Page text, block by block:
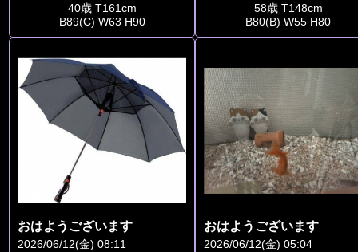
40歳 T161cm
B89(C) W63 H90
58歳 T148cm
B80(B) W55 H80
おはようございます
2026/06/12(金) 08:11
おはようございます
2026/06/12(金) 05:04